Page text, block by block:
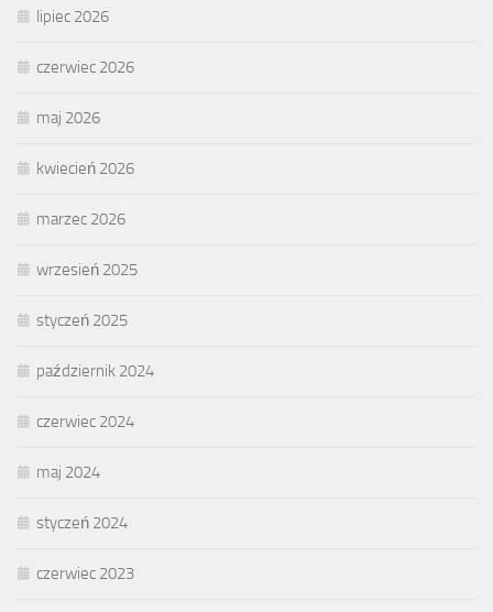
lipiec 2026
czerwiec 2026
maj 2026
kwiecień 2026
marzec 2026
wrzesień 2025
styczeń 2025
październik 2024
czerwiec 2024
maj 2024
styczeń 2024
czerwiec 2023